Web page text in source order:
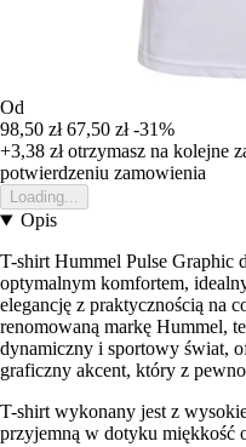
Od
98,50 zł 67,50 zł -31%
+3,38 złotrzymasz na kolejne
potwierdzeniu zamowienia
Loading...
Opis
T-shirt Hummel Pulse Graphic
optymalnym komfortem,
elegancję z praktycznością na
renomowaną markę Hummel,
dynamiczny i sportowy świat,
graficzny akcent, który z
T-shirt wykonany jest z
przyjemną w dotyku miękkość